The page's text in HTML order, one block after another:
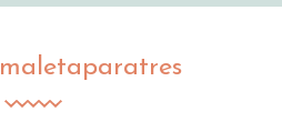
maletaparatres